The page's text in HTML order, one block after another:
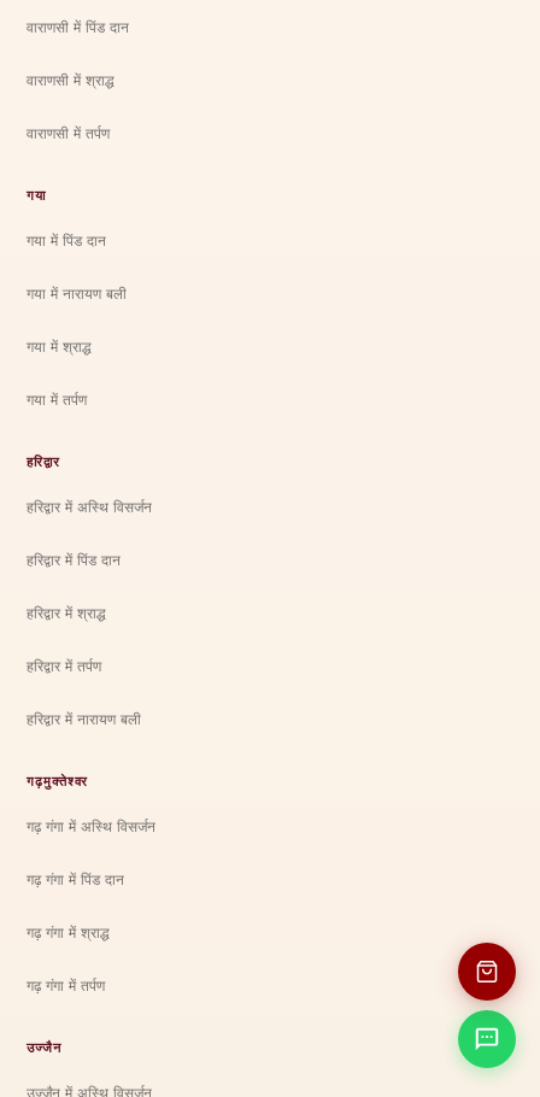
वाराणसी में पिंड दान
वाराणसी में श्राद्ध
वाराणसी में तर्पण
गया
गया में पिंड दान
गया में नारायण बली
गया में श्राद्ध
गया में तर्पण
हरिद्वार
हरिद्वार में अस्थि विसर्जन
हरिद्वार में पिंड दान
हरिद्वार में श्राद्ध
हरिद्वार में तर्पण
हरिद्वार में नारायण बली
गढ़मुक्तेश्वर
गढ़ गंगा में अस्थि विसर्जन
गढ़ गंगा में पिंड दान
गढ़ गंगा में श्राद्ध
गढ़ गंगा में तर्पण
उज्जैन
उज्जैन में अस्थि विसर्जन